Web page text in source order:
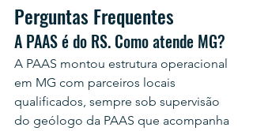
Perguntas Frequentes
A PAAS é do RS. Como atende MG?
A PAAS montou estrutura operacional
em MG com parceiros locais
qualificados, sempre sob supervisão
do geólogo da PAAS que acompanha